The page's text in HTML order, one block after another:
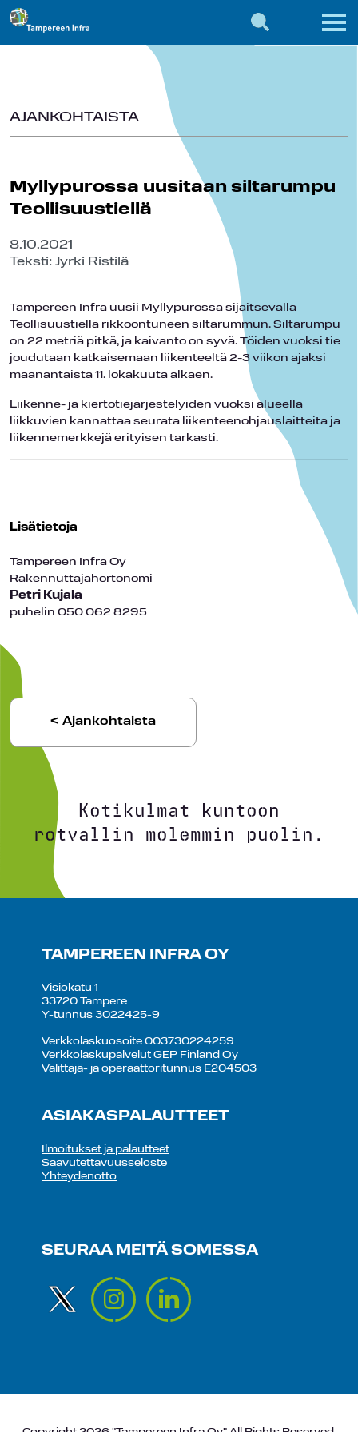
AJANKOHTAISTA
Myllypurossa uusitaan siltarumpu
Teollisuustiellä
8.10.2021
Teksti: Jyrki Ristilä
Tampereen Infra uusii Myllypurossa sijaitsevalla
Teollisuustiellä rikkoontuneen siltarummun. Siltarumpu
on 22 metriä pitkä, ja kaivanto on syvä. Töiden vuoksi tie
joudutaan katkaisemaan liikenteeltä 2-3 viikon ajaksi
maanantaista 11. lokakuuta alkaen.
Liikenne- ja kiertotiejärjestelyiden vuoksi alueella
liikkuvien kannattaa seurata liikenteenohjauslaitteita ja
liikennemerkkejä erityisen tarkasti.
Lisätietoja
Tampereen Infra Oy
Rakennuttajahortonomi
Petri Kujala
puhelin 050 062 8295
< Ajankohtaista
Kotikulmat kuntoon
rotvallin molemmin puolin.
TAMPEREEN INFRA OY
Visiokatu 1
33720 Tampere
Y-tunnus 3022425-9
Verkkolaskuosoite 003730224259
Verkkolaskupalvelut GEP Finland Oy
Välittäjä- ja operaattoritunnus E204503
ASIAKASPALAUTTEET
Ilmoitukset ja palautteet
Saavutettavuusseloste
Yhteydenotto
SEURAA MEITÄ SOMESSA